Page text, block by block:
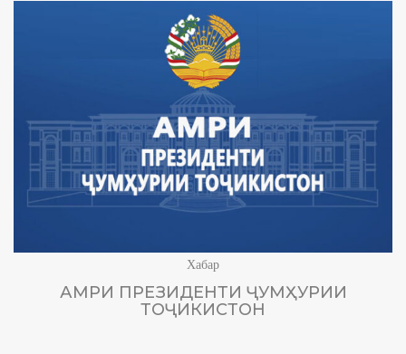
Хабар
АМРИ ПРЕЗИДЕНТИ ҶУМҲУРИИ
ТОҶИКИСТОН